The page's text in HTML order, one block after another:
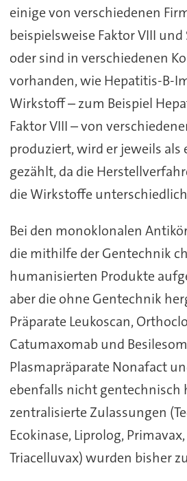
einige von verschiedenen
beispielsweise Faktor VIII
oder sind in verschiedenen
vorhanden, wie Hepatitis-B-
Wirkstoff – zum Beispiel
Faktor VIII – von
produziert, wird er jeweils
gezählt, da die
die Wirkstoffe
Bei den monoklonalen
die mithilfe der Gentechnik
humanisierten Produkte
aber die ohne Gentechnik
Präparate Leukoscan,
Catumaxomab und
Plasmapräparate Nonafact
ebenfalls nicht gentechnisch
zentralisierte Zulassungen
Ecokinase, Liprolog,
Triacelluvax) wurden bisher